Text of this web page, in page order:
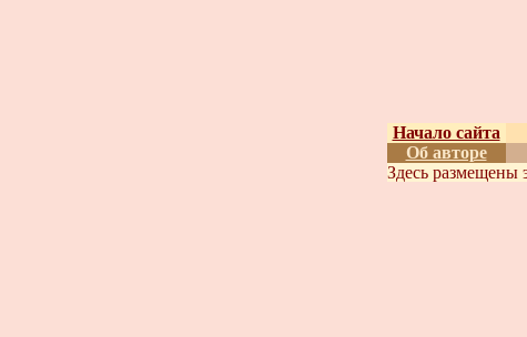
Начало сайта
Об авторе
Здесь размещены